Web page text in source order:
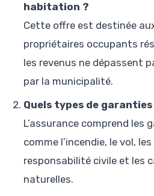
habitation ?
Cette offre est destinée
propriétaires occupants
les revenus ne dépassent
par la municipalité.
Quels types de
L’assurance comprend les
comme l’incendie, le vol,
responsabilité civile et les
naturelles.